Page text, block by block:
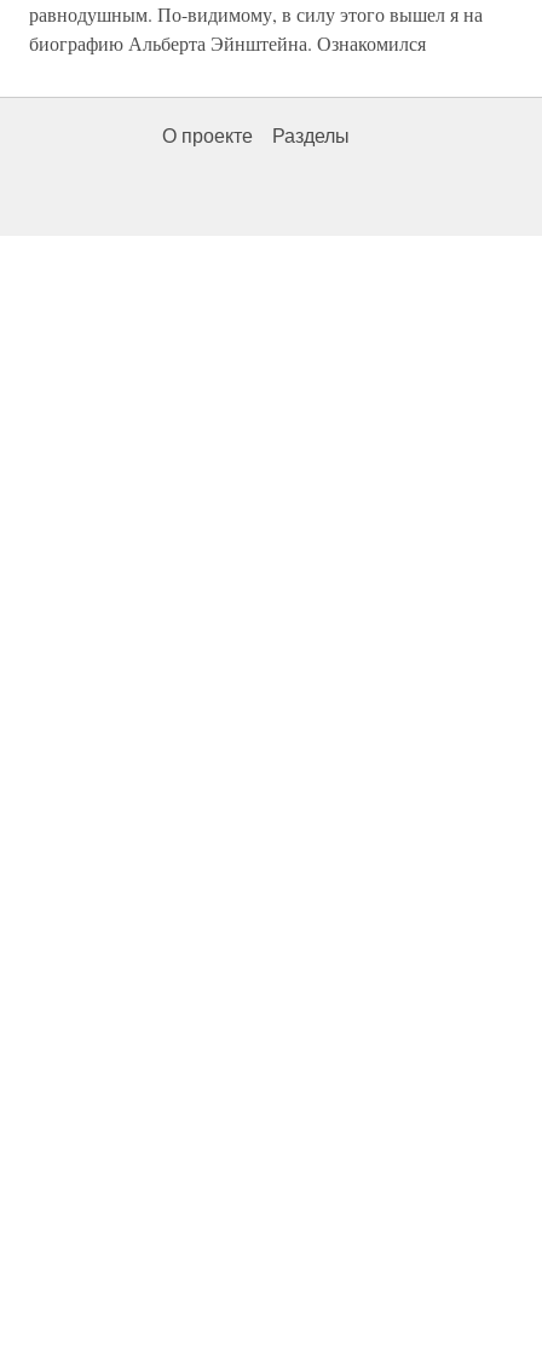
равнодушным. По-видимому, в силу этого вышел я на
биографию Альберта Эйнштейна. Ознакомился
О проекте Разделы